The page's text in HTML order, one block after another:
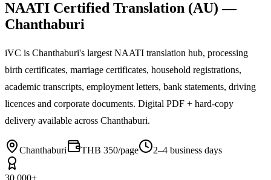
NAATI Certified Translation (AU) —
Chanthaburi
iVC is Chanthaburi's largest NAATI translation hub, processing
birth certificates, marriage certificates, household registrations,
academic transcripts, employment letters, bank statements, driving
licences and corporate documents. Digital PDF + hard-copy
delivery available across Chanthaburi.
Chanthaburi THB 350/page 2–4 business days
30,000+